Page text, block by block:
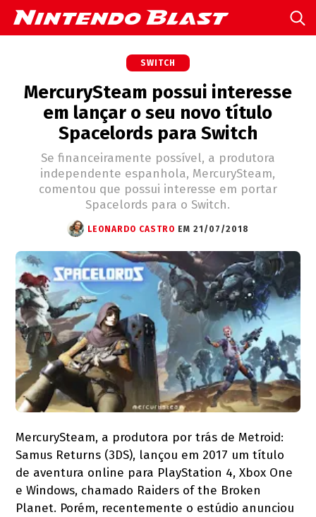
SWITCH
MercurySteam possui interesse
em lançar o seu novo título
Spacelords para Switch
Se financeiramente possível, a produtora
independente espanhola, MercurySteam,
comentou que possui interesse em portar
Spacelords para o Switch.
LEONARDO CASTRO EM 21/07/2018
MercurySteam, a produtora por trás de Metroid:
Samus Returns (3DS), lançou em 2017 um título
de aventura online para PlayStation 4, Xbox One
e Windows, chamado Raiders of the Broken
Planet. Porém, recentemente o estúdio anunciou